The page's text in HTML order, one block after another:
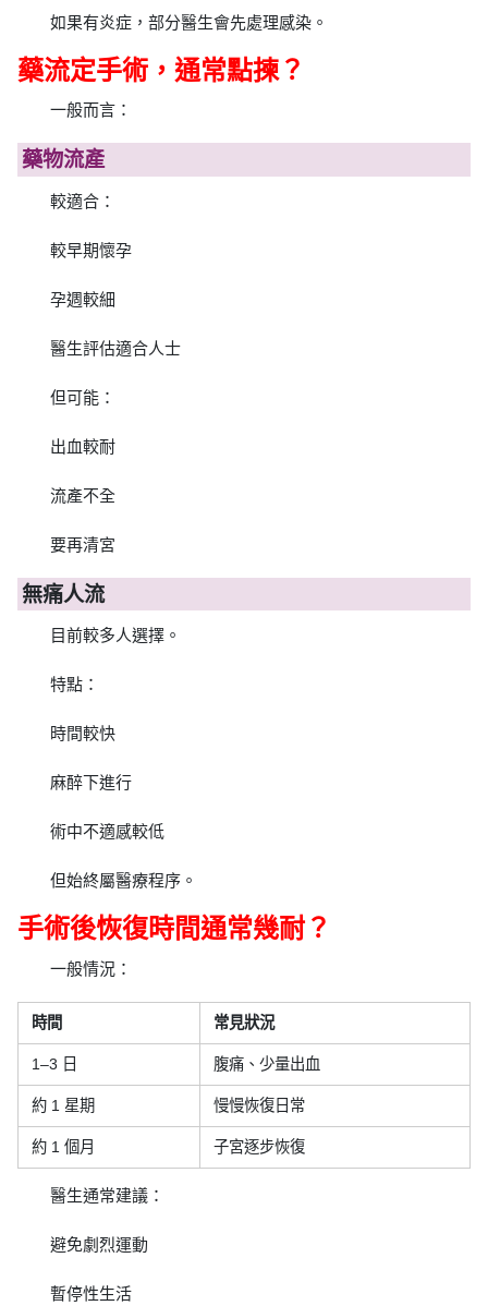
如果有炎症，部分醫生會先處理感染。
藥流定手術，通常點揀？
一般而言：
藥物流產
較適合：
較早期懷孕
孕週較細
醫生評估適合人士
但可能：
出血較耐
流產不全
要再清宮
無痛人流
目前較多人選擇。
特點：
時間較快
麻醉下進行
術中不適感較低
但始終屬醫療程序。
手術後恢復時間通常幾耐？
一般情況：
時間 常見狀況
1–3 日 腹痛、少量出血
約 1 星期 慢慢恢復日常
約 1 個月 子宮逐步恢復
醫生通常建議：
避免劇烈運動
暫停性生活